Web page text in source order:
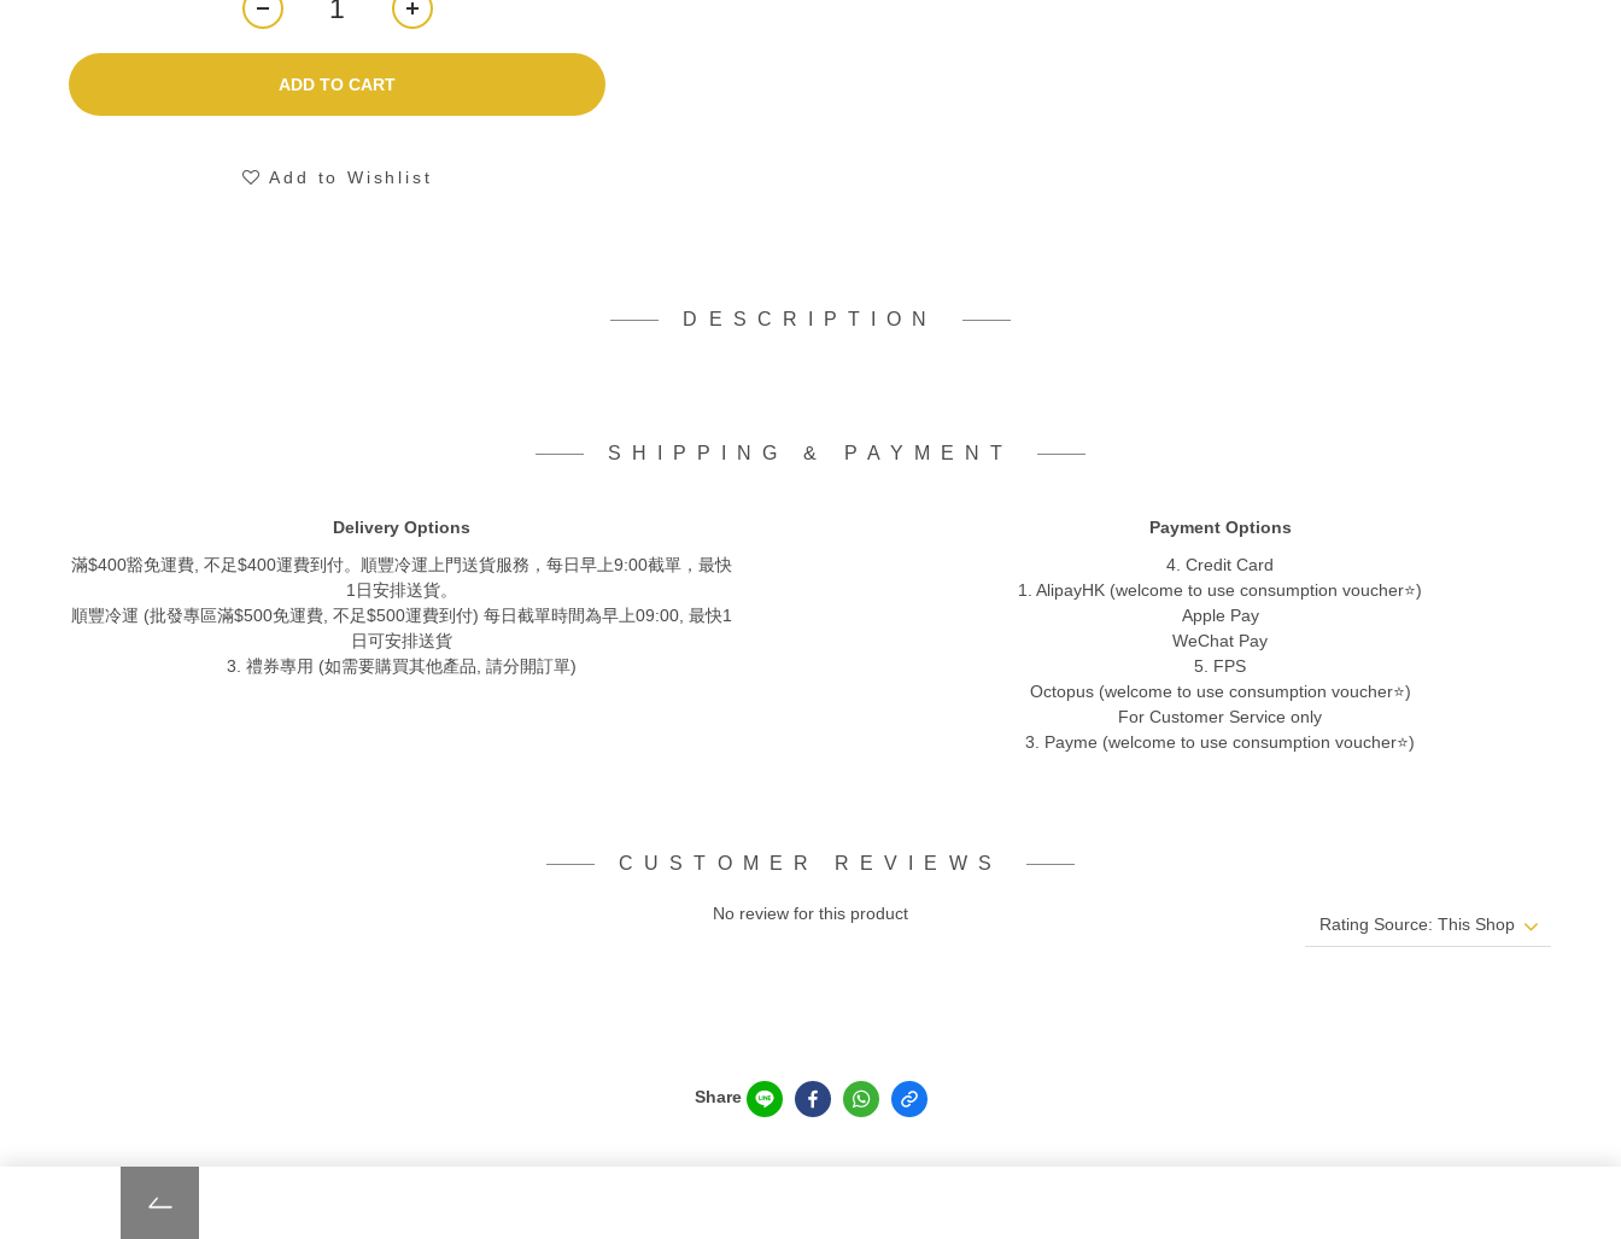
ADD TO CART
Add to Wishlist
DESCRIPTION
SHIPPING & PAYMENT
Delivery Options
滿$400豁免運費, 不足$400運費到付。順豐冷運上門送貨服務，每日早上9:00截單，最快
1日安排送貨。
順豐冷運 (批發專區滿$500免運費, 不足$500運費到付) 每日截單時間為早上09:00, 最快1
日可安排送貨
3. 禮券專用 (如需要購買其他產品, 請分開訂單)
Payment Options
4. Credit Card
1. AlipayHK (welcome to use consumption voucher⭐)
Apple Pay
WeChat Pay
5. FPS
Octopus (welcome to use consumption voucher⭐)
For Customer Service only
3. Payme (welcome to use consumption voucher⭐)
CUSTOMER REVIEWS
No review for this product
Share